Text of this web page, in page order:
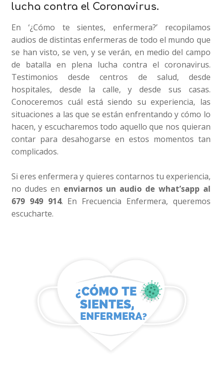
lucha contra el Coronavirus.
En ‘¿Cómo te sientes, enfermera?’ recopilamos
audios de distintas enfermeras de todo el mundo que
se han visto, se ven, y se verán, en medio del campo
de batalla en plena lucha contra el coronavirus.
Testimonios desde centros de salud, desde
hospitales, desde la calle, y desde sus casas.
Conoceremos cuál está siendo su experiencia, las
situaciones a las que se están enfrentando y cómo lo
hacen, y escucharemos todo aquello que nos quieran
contar para desahogarse en estos momentos tan
complicados.
Si eres enfermera y quieres contarnos tu experiencia,
no dudes en enviarnos un audio de what’sapp al
679 949 914. En Frecuencia Enfermera, queremos
escucharte.